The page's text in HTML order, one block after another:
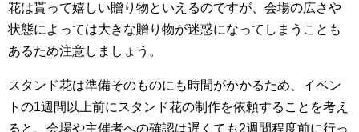
花は貰って嬉しい贈り物といえるのですが、会場の広さや
状態によっては大きな贈り物が迷惑になってしまうことも
あるため注意しましょう。
スタンド花は準備そのものにも時間がかかるため、イベン
トの1週間以上前にスタンド花の制作を依頼することを考え
ると、会場や主催者への確認は遅くても2週間程度前に行っ